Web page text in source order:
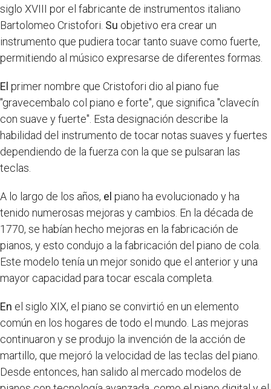
siglo XVIII por el fabricante de instrumentos italiano
Bartolomeo Cristofori. Su objetivo era crear un
instrumento que pudiera tocar tanto suave como fuerte,
permitiendo al músico expresarse de diferentes formas.
El primer nombre que Cristofori dio al piano fue
"gravecembalo col piano e forte", que significa "clavecín
con suave y fuerte". Esta designación describe la
habilidad del instrumento de tocar notas suaves y fuertes
dependiendo de la fuerza con la que se pulsaran las
teclas.
A lo largo de los años, el piano ha evolucionado y ha
tenido numerosas mejoras y cambios. En la década de
1770, se habían hecho mejoras en la fabricación de
pianos, y esto condujo a la fabricación del piano de cola.
Este modelo tenía un mejor sonido que el anterior y una
mayor capacidad para tocar escala completa.
En el siglo XIX, el piano se convirtió en un elemento
común en los hogares de todo el mundo. Las mejoras
continuaron y se produjo la invención de la acción de
martillo, que mejoró la velocidad de las teclas del piano.
Desde entonces, han salido al mercado modelos de